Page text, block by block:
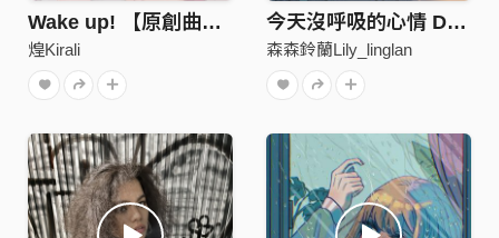
Wake up! 【原創曲Demo】
煌Kirali
今天沒呼吸的心情 Demo
森森鈴蘭Lily_linglan